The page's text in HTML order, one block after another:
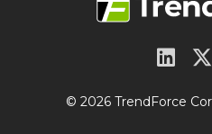
© 2026 TrendForce